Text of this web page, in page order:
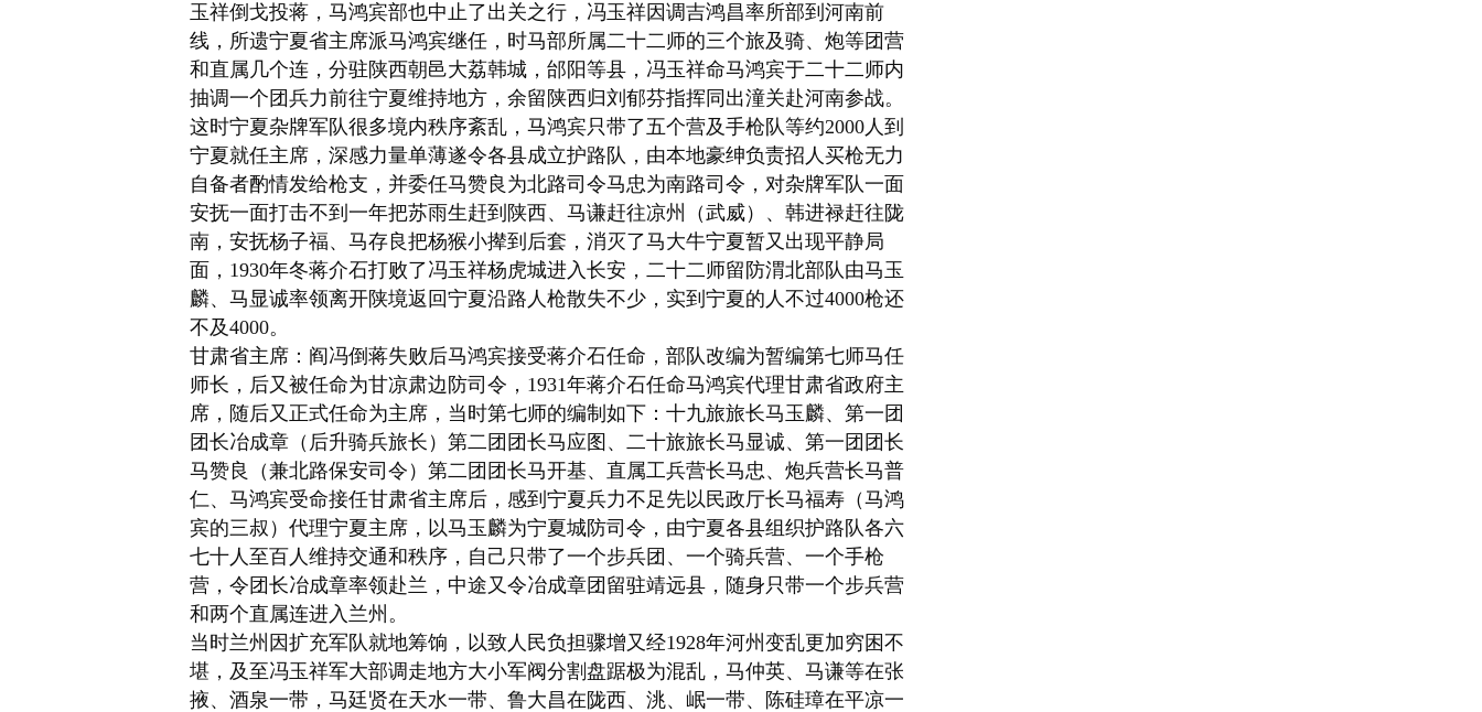
玉祥倒戈投蒋，马鸿宾部也中止了出关之行，冯玉祥因调吉鸿昌率所部到河南前
线，所遗宁夏省主席派马鸿宾继任，时马部所属二十二师的三个旅及骑、炮等团营
和直属几个连，分驻陕西朝邑大荔韩城， 邰阳等县，冯玉祥命马鸿宾于二十二师内
抽调一个团兵力前往宁夏维持地方，余留陕西归刘郁芬指挥同 出潼关赴河南参战。
这时宁夏 杂牌军 队很多境内秩序紊乱，马鸿宾只带了五个营及手枪队等约2000人到
宁夏就任主席，深感力量单薄遂令各县成立护路队，由本地豪绅负责招人买枪无力
自备者酌情发给枪支，并委任马赞良为北路司令马忠为南路司令，对杂牌军队一面
安抚一面打击不到一年把苏雨生赶到陕西、 马谦赶往凉州（武威）、韩进禄赶往陇
南，安抚杨子福、马存良把杨猴小撵到后套，消灭了马大牛宁夏暂又出现平静局
面，1930年冬蒋介石打败了冯玉祥杨虎城进入长安，二十二师留防渭北部队由马玉
麟、马显诚率领离开陕境返回宁夏沿路人枪散失不少，实到宁夏的人不过4000枪还
不及4000。
甘肃省主席：阎冯倒蒋失败后马鸿宾接受蒋介石任命，部队改编为暂编第七师马任
师长，后又被任命为甘凉肃边防司令，1931年蒋介石任命马鸿宾代理甘肃省政府主
席，随后又正式任命为主席，当时第七师的编制如下：十九旅旅长马玉麟、第一团
团长冶成章（后升骑兵旅长）第二团团长马应图、二十旅旅长马显诚、第一团团长
马赞良（兼北路保安司令）第二团团长马开基、直属工兵营长马忠、炮兵营长马普
仁、马鸿宾受命接任甘肃省主席后，感到宁夏兵力不足先以民政厅长马福寿（马鸿
宾的三叔）代理宁夏主席，以马玉麟为宁夏城防司令，由宁夏各县组织护路队各六
七十人至百人维持交通和秩序，自己只带了一个步兵团、一个骑兵营、一个手枪
营，令团长冶成章率领赴兰，中途又令冶成章团留驻靖远县 ，随身只带一个步兵营
和两个直属连进入兰州。
当时兰州因扩充军队就地筹饷，以致人民负担骤增又经1928年河州变乱更加穷困不
堪，及至冯玉祥军大部调走地方大小军阀分割盘踞极为混乱，马仲英、马谦等在张
掖、酒泉一带，马廷贤在天水一带、 鲁大昌在陇西、洮、岷一带、陈硅璋在平凉一